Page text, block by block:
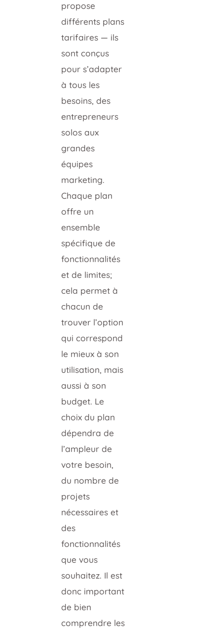
propose
différents plans
tarifaires — ils
sont conçus
pour s’adapter
à tous les
besoins, des
entrepreneurs
solos aux
grandes
équipes
marketing.
Chaque plan
offre un
ensemble
spécifique de
fonctionnalités
et de limites;
cela permet à
chacun de
trouver l’option
qui correspond
le mieux à son
utilisation, mais
aussi à son
budget. Le
choix du plan
dépendra de
l’ampleur de
votre besoin,
du nombre de
projets
nécessaires et
des
fonctionnalités
que vous
souhaitez. Il est
donc important
de bien
comprendre les